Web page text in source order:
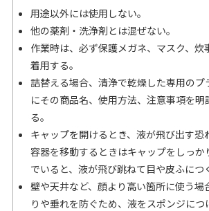
用途以外には使用しない。
他の薬剤・洗浄剤とは混ぜない。
作業時は、必ず保護メガネ、マスク、炊
着用する。
詰替える場合、清浄で乾燥した専用のプ
にその商品名、使用方法、注意事項を明
る。
キャップを開けるとき、液が飛び出す恐
容器を移動するときはキャップをしっか
でいると、液が飛び跳ねて目や皮ふにつ
壁や天井など、顔より高い箇所に使う場
りや垂れを防ぐため、液をスポンジにつ